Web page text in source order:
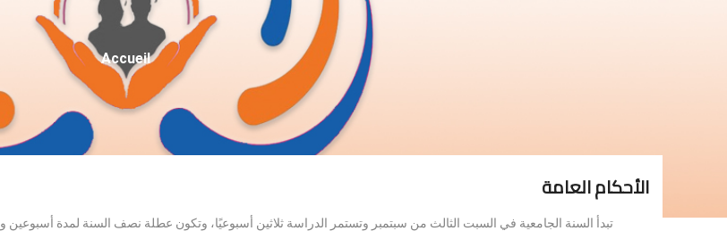
Fil
D'Ariane
Accueil
الأحكام العامة
تبدأ السنة الجامعية في السبت الثالث من سبتمبر وتستمر الدراسة ثلاثين أسبوعيًا، وتكون عطلة نصف السنة لمدة